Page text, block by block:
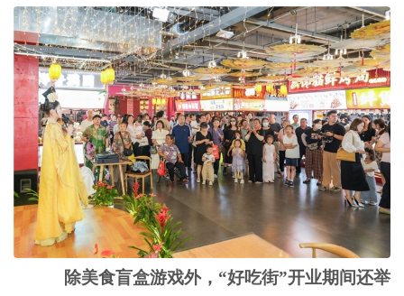
除美食盲盒游戏外， “好吃街”开业期间还举